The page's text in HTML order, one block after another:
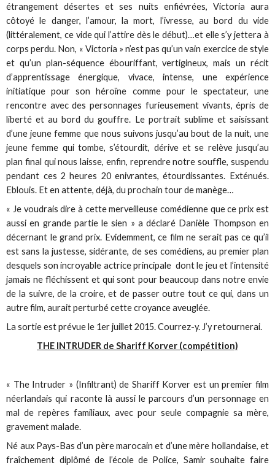
étrangement désertes et ses nuits enfiévrées, Victoria aura
côtoyé le danger, l’amour, la mort, l’ivresse, au bord du vide
(littéralement, ce vide qui l’attire dès le début)…et elle s’y jettera à
corps perdu. Non, « Victoria » n’est pas qu’un vain exercice de style
et qu’un plan-séquence ébouriffant, vertigineux, mais un récit
d’apprentissage énergique, vivace, intense, une expérience
initiatique pour son héroïne comme pour le spectateur, une
rencontre avec des personnages furieusement vivants, épris de
liberté et au bord du gouffre. Le portrait sublime et saisissant
d’une jeune femme que nous suivons jusqu’au bout de la nuit, une
jeune femme qui tombe, s’étourdit, dérive et se relève jusqu’au
plan final qui nous laisse, enfin, reprendre notre souffle, suspendu
pendant ces 2 heures 20 enivrantes, étourdissantes. Exténués.
Eblouis. Et en attente, déjà, du prochain tour de manège…
« Je voudrais dire à cette merveilleuse comédienne que ce prix est
aussi en grande partie le sien » a déclaré Danièle Thompson en
décernant le grand prix. Evidemment, ce film ne serait pas ce qu’il
est sans la justesse, sidérante, de ses comédiens, au premier plan
desquels son incroyable actrice principale dont le jeu et l’intensité
jamais ne fléchissent et qui sont pour beaucoup dans notre envie
de la suivre, de la croire, et de passer outre tout ce qui, dans un
autre film, aurait perturbé cette croyance aveuglée.
La sortie est prévue le 1er juillet 2015. Courrez-y. J’y retournerai.
THE INTRUDER de Shariff Korver (compétition)
« The Intruder » (Infiltrant) de Shariff Korver est un premier film
néerlandais qui raconte là aussi le parcours d’un personnage en
mal de repères familiaux, avec pour seule compagnie sa mère,
gravement malade.
Né aux Pays-Bas d’un père marocain et d’une mère hollandaise, et
fraîchement diplômé de l’école de Police, Samir souhaite faire